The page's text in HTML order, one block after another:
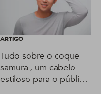
ARTIGO
Tudo sobre o coque
samurai, um cabelo
estiloso para o público